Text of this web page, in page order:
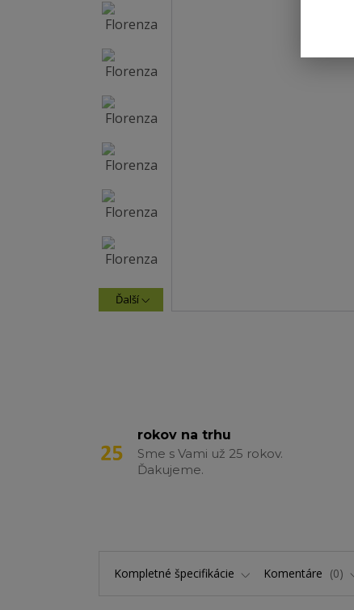
Ďalší
rokov na trhu
Sme s Vami už 25 rokov.
Ďakujeme.
Kompletné špecifikácie Komentáre 0